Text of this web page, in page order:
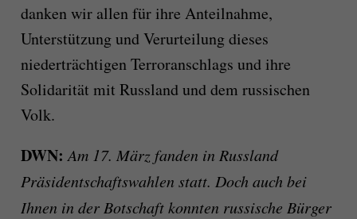
danken wir allen für ihre Anteilnahme,
Unterstützung und Verurteilung dieses
niederträchtigen Terroranschlags und ihre
Solidarität mit Russland und dem russischen
Volk.
DWN: Am 17. März fanden in Russland
Präsidentschaftswahlen statt. Doch auch bei
Ihnen in der Botschaft konnten russische Bürger